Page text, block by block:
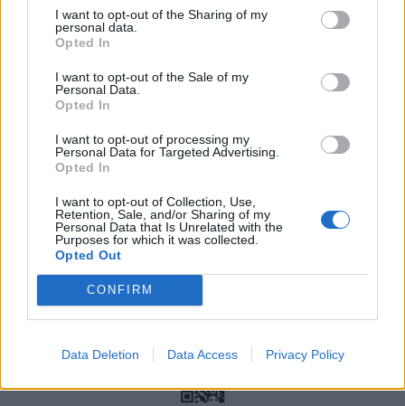
I want to opt-out of the Sharing of my
personal data.
Opted In
I want to opt-out of the Sale of my
Personal Data.
Opted In
I want to opt-out of processing my
Personal Data for Targeted Advertising.
Opted In
I want to opt-out of Collection, Use,
Retention, Sale, and/or Sharing of my
Personal Data that Is Unrelated with the
Purposes for which it was collected.
Opted Out
CONFIRM
Data Deletion Data Access Privacy Policy
τη Νάουσα για την προετοιμασία της
Πέμπτη, 16 Ιουλίου 2026 9:36 ΠΜ